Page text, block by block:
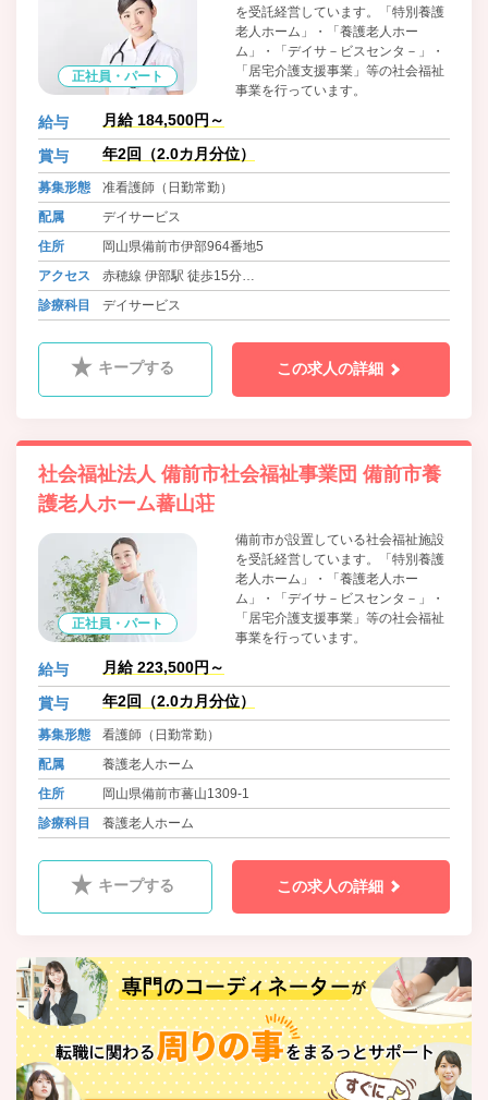
正社員・パート
を受託経営しています。「特別養護
老人ホーム」・「養護老人ホー
ム」・「デイサ－ビスセンタ－」・
「居宅介護支援事業」等の社会福祉
事業を行っています。
給与 月給 184,500円～
賞与 年2回（2.0カ月分位）
募集形態
准看護師（日勤常勤）
配属
デイサービス
住所
岡山県備前市伊部964番地5
アクセス
赤穂線 伊部駅 徒歩15分
バス 備前病院前 徒歩10分
診療科目 デイサービス
キープする この求人の詳細
社会福祉法人 備前市社会福祉事業団 備前市養
護老人ホーム蕃山荘
正社員・パート
備前市が設置している社会福祉施設
を受託経営しています。「特別養護
老人ホーム」・「養護老人ホー
ム」・「デイサ－ビスセンタ－」・
「居宅介護支援事業」等の社会福祉
事業を行っています。
給与 月給 223,500円～
賞与 年2回（2.0カ月分位）
募集形態
看護師（日勤常勤）
配属
養護老人ホーム
住所
岡山県備前市蕃山1309-1
診療科目
養護老人ホーム
キープする この求人の詳細